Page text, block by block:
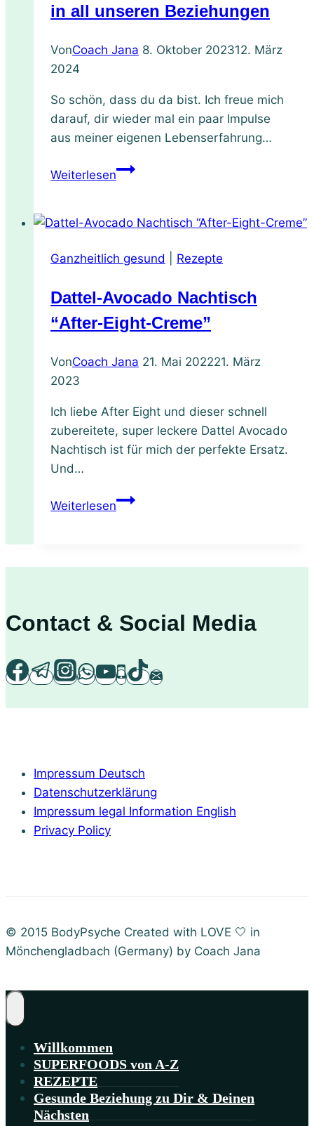
Frucht
mit
leckeren
Abwandlungen
in all unseren Beziehungen
VonCoach Jana 8. Oktober 202312. März
2024
So schön, dass du da bist. Ich freue mich
darauf, dir wieder mal ein paar Impulse
aus meiner eigenen Lebenserfahrung…
WeiterlesenDie
Selbstliebe
Achtsamkeit
all
unseren
Ganzheitlich gesund Rezepte
Dattel-Avocado Nachtisch
“After-Eight-Creme”
VonCoach Jana 21. Mai 202221. März
2023
Ich liebe After Eight und dieser schnell
zubereitete, super leckere Dattel Avocado
Nachtisch ist für mich der perfekte Ersatz.
Und…
WeiterlesenDattel-
Contact & Social Media
Impressum Deutsch
Datenschutzerklärung
Impressum legal Information English
Privacy Policy
© 2015 BodyPsyche Created with LOVE 🤍 in
Mönchengladbach (Germany) by Coach Jana
Willkommen
SUPERFOODS von A-Z
REZEPTE
Gesunde Beziehung zu Dir & Deinen
Nächsten